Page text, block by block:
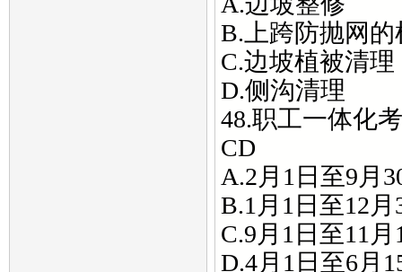
B.上跨防抛网
C.边坡植被清理
D.侧沟清理
48.职工一体化
CD
A.2月1日至9月
B.1月1日至12月
C.9月1日至11月
D.4月1日至6月